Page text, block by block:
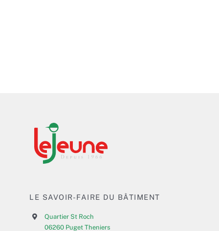
LE SAVOIR-FAIRE DU BÂTIMENT
Quartier St Roch
06260 Puget Theniers